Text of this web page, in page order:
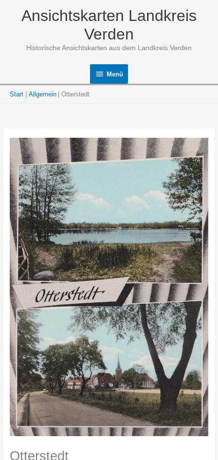
Ansichtskarten Landkreis
Verden
Historische Ansichtskarten aus dem Landkreis Verden
Menü
Menü
Start Allgemein Otterstedt
Otterstedt